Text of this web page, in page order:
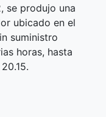
se produjo una
ubicado en el
suministro
horas, hasta